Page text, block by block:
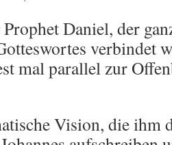
Prophet Daniel, der
verbindet
mal parallel zur
Vision, die ihm